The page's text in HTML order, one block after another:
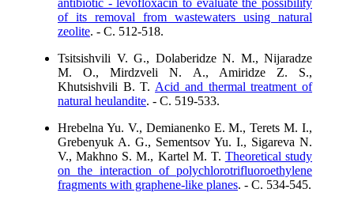
antibiotic - levofloxacin to evaluate the possibility
of its removal from wastewaters using natural
zeolite. - C. 512-518.
Tsitsishvili V. G., Dolaberidze N. M., Nijaradze
M. O., Mirdzveli N. A., Amiridze Z. S.,
Khutsishvili B. T. Acid and thermal treatment of
natural heulandite. - C. 519-533.
Hrebelna Yu. V., Demianenko E. M., Terets M. I.,
Grebenyuk A. G., Sementsov Yu. I., Sigareva N.
V., Makhno S. M., Kartel M. T. Theoretical study
on the interaction of polychlorotrifluoroethylene
fragments with graphene-like planes. - C. 534-545.